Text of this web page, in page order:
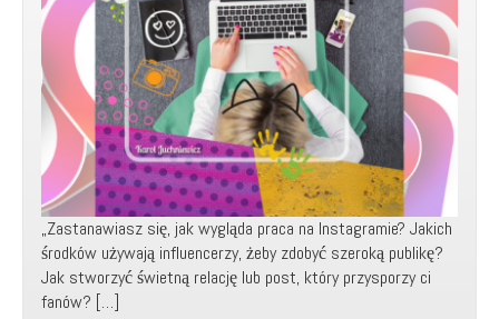
„Zastanawiasz się, jak wygląda praca na Instagramie? Jakich
środków używają influencerzy, żeby zdobyć szeroką publikę?
Jak stworzyć świetną relację lub post, który przysporzy ci
fanów? […]